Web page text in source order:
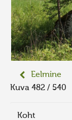
Kontakt
Eelmine
Kuva 482 / 540
Koht